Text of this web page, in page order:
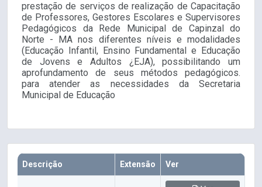
prestação de serviços de realização de Capacitação
de Professores, Gestores Escolares e Supervisores
Pedagógicos da Rede Municipal de Capinzal do
Norte - MA nos diferentes níveis e modalidades
(Educação Infantil, Ensino Fundamental e Educação
de Jovens e Adultos ¿EJA), possibilitando um
aprofundamento de seus métodos pedagógicos.
para atender as necessidades da Secretaria
Municipal de Educação
Descrição Extensão Ver